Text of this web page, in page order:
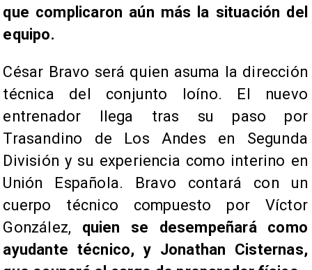
que complicaron aún más la situación del
equipo.
César Bravo será quien asuma la dirección
técnica del conjunto loíno. El nuevo
entrenador llega tras su paso por
Trasandino de Los Andes en Segunda
División y su experiencia como interino en
Unión Española. Bravo contará con un
cuerpo técnico compuesto por Víctor
González, quien se desempeñará como
ayudante técnico, y Jonathan Cisternas,